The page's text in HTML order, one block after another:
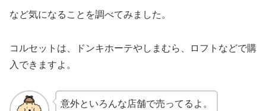
など気になることを調べてみました。
コルセットは、ドンキホーテやしまむら、ロフトなどで購
入できますよ。
意外といろんな店舗で売ってるよ。